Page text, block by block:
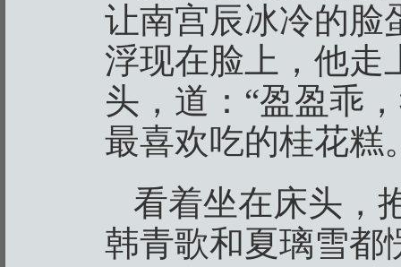
让南宫辰冰冷的脸
浮现在脸上，他走
头，道：“盈盈乖
最喜欢吃的桂花糕
看着坐在床头，
韩青歌和夏璃雪都